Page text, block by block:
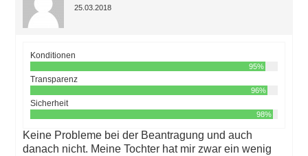
25.03.2018
Konditionen
95%
Transparenz
96%
Sicherheit
98%
Keine Probleme bei der Beantragung und auch
danach nicht. Meine Tochter hat mir zwar ein wenig